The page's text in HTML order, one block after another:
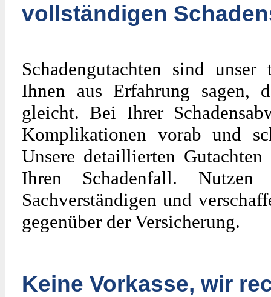
vollständigen
Schadengutachten sind
Ihnen aus Erfahrung sagen,
gleicht. Bei Ihrer
Komplikationen vorab und
Unsere detaillierten
Ihren Schadenfall. Nutzen
Sachverständigen und
gegenüber der Versicherung.
Keine Vorkasse, wir